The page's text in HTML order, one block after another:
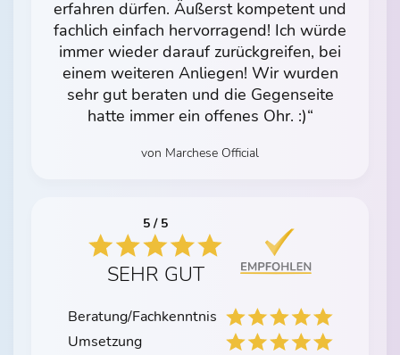
erfahren dürfen. Äußerst kompetent und
fachlich einfach hervorragend! Ich würde
immer wieder darauf zurückgreifen, bei
einem weiteren Anliegen! Wir wurden
sehr gut beraten und die Gegenseite
hatte immer ein offenes Ohr. :)“
von Marchese Official
5 / 5
SEHR GUT
Beratung/Fachkenntnis
Umsetzung